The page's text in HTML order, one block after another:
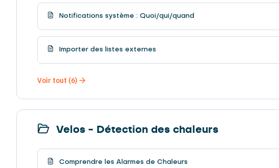
Notifications système : Quoi/qui/quand
Importer des listes externes
Voir tout (6)
Velos - Détection des chaleurs
Comprendre les Alarmes de Chaleurs